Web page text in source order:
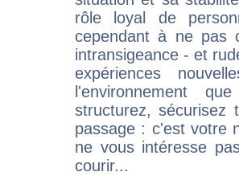
rôle loyal de
cependant à ne pas
intransigeance - et
expériences
l'environnement
structurez, sécurisez
passage : c'est votre
ne vous intéresse
courir...